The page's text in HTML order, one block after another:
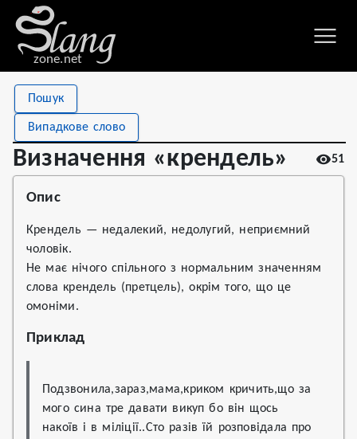
zone.net
Пошук
Випадкове слово
Визначення «крендель» 51
Визначення «крендель»
Stat
Views
Definitions 1
Опис
Крендель — недалекий, недолугий, неприємний
чоловік.
Не має нічого спільного з нормальним значенням
слова крендель (претцель), окрім того, що це
омоніми.
Приклад
Подзвонила,зараз,мама,криком кричить,що за
мого сина тре давати викуп бо він щось
накоїв і в міліції..Сто разів їй розповідала про